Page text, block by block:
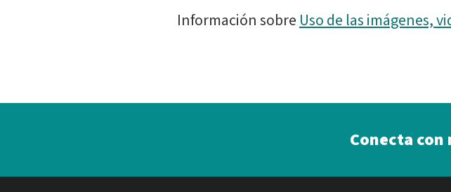
Información sobre Uso de las imágenes,
Conecta